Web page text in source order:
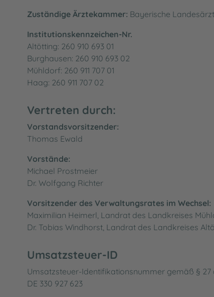
Zuständige Ärztekammer: Bayerische
Institutionskennzeichen-Nr.
Altötting: 260 910 693 01
Burghausen: 260 910 693 02
Mühldorf: 260 911 707 01
Haag: 260 911 707 02
Vertreten durch:
Vorstandsvorsitzender:
Thomas Ewald
Vorstände:
Michael Prostmeier
Dr. Wolfgang Richter
Vorsitzender des Verwaltungsrates im Wechsel:
Maximilian Heimerl, Landrat des Landkreises
Dr. Tobias Windhorst, Landrat des Landkreises
Umsatzsteuer-ID
Umsatzsteuer-Identifikationsnummer gemäß § 27
DE 330 927 623